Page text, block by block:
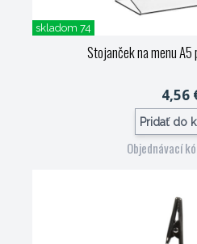
skladom 74
Stojanček na menu A5
4,56
Pridať do
Objednávací